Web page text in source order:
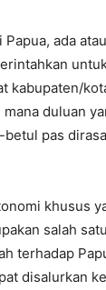
ada
kabupaten/
duluan
pas
khusus
salah
terhadap
disalurkan